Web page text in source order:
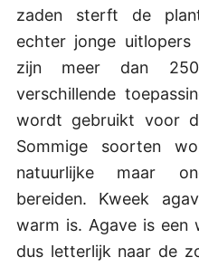
zaden sterft de
echter jonge
zijn meer dan
verschillende
wordt gebruikt voor
Sommige soorten
natuurlijke maar
bereiden. Kweek
warm is. Agave is een
dus letterlijk naar de